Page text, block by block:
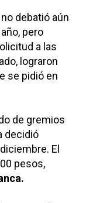
no debatió aún
pero
a las
lograron
se pidió en
de gremios
decidió
El
pesos,